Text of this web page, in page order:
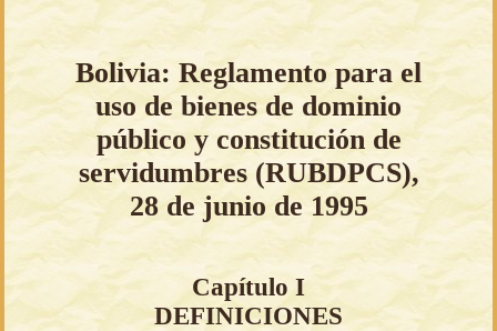
Bolivia: Reglamento para el
uso de bienes de dominio
público y constitución de
servidumbres (RUBDPCS),
28 de junio de 1995
Capítulo I
DEFINICIONES